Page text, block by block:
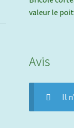
valeur le
Avis
Il